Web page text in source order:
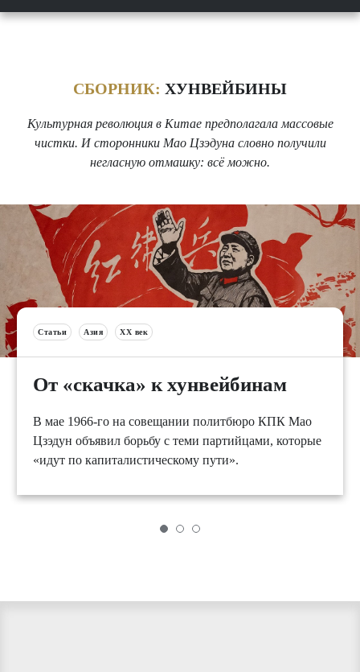
СБОРНИК: ХУНВЕЙБИНЫ
Культурная революция в Китае предполагала массовые
чистки. И сторонники Мао Цзэдуна словно получили
негласную отмашку: всё можно.
Статьи Азия XX век
От «скачка» к хунвейбинам
В мае 1966-го на совещании политбюро КПК Мао
Цзэдун объявил борьбу с теми партийцами, которые
«идут по капиталистическому пути».